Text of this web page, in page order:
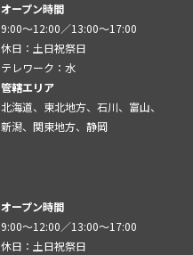
オープン時間
9:00～12:00／13:00～17:00
休日：土日祝祭日
テレワーク：水
管轄エリア
北海道、東北地方、石川、富山、
新潟、関東地方、静岡
オープン時間
9:00～12:00／13:00～17:00
休日：土日祝祭日